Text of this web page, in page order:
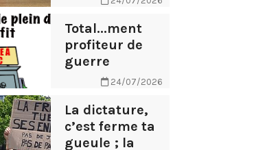
Total...ment
profiteur de
guerre
24/07/2026
La dictature,
c’est ferme ta
gueule ; la